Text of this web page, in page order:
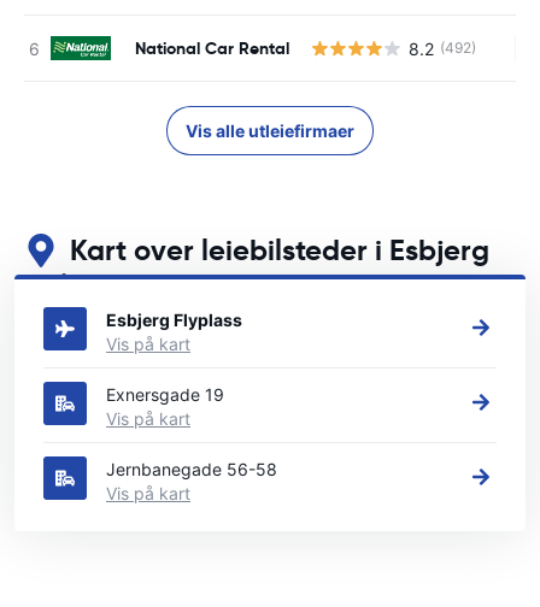
National Car Rental 8.2 (492)
Vis alle utleiefirmaer
Kart over leiebilsteder i Esbjerg
Se våre viktigste bilutleiesteder i Esbjerg
Esbjerg Flyplass
Vis på kart
Exnersgade 19
Vis på kart
Jernbanegade 56-58
Vis på kart